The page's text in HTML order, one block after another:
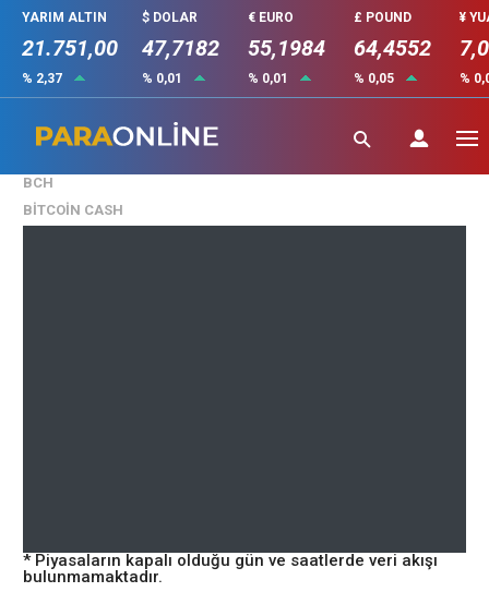
YARIM ALTIN
21.751,00
% 2,37
$ DOLAR
47,7182
% 0,01
€ EURO
55,1984
% 0,01
£ POUND
64,4552
% 0,05
¥
%
BCH Bitcoin Cash
₺10.277,0 ()
BCH
BITCOIN CASH
* Piyasaların kapalı olduğu gün ve saatlerde veri akışı
bulunmamaktadır.